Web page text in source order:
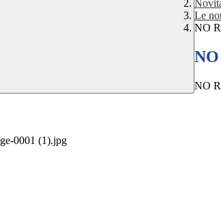
Le
NO
NO
0001 (1).jpg